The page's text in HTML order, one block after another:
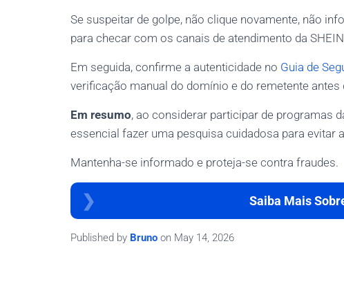
Se suspeitar de golpe, não clique novamente, não
para checar com os canais de atendimento da
Em seguida, confirme a autenticidade no Guia de
verificação manual do domínio e do remetente antes
Em resumo, ao considerar participar de programas
essencial fazer uma pesquisa cuidadosa para evitar
Mantenha-se informado e proteja-se contra fraudes.
Saiba Mais
Published by Bruno on May 14, 2026